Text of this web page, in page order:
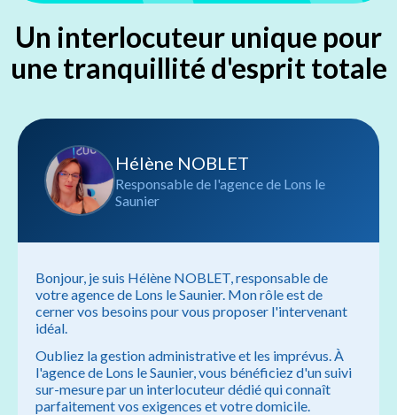
Un interlocuteur unique pour
une tranquillité d'esprit totale
Hélène NOBLET
Responsable de l'agence de Lons le
Saunier
Bonjour, je suis Hélène NOBLET, responsable de
votre agence de Lons le Saunier. Mon rôle est de
cerner vos besoins pour vous proposer l'intervenant
idéal.
Oubliez la gestion administrative et les imprévus. À
l'agence de Lons le Saunier, vous bénéficiez d'un suivi
sur-mesure par un interlocuteur dédié qui connaît
parfaitement vos exigences et votre domicile.